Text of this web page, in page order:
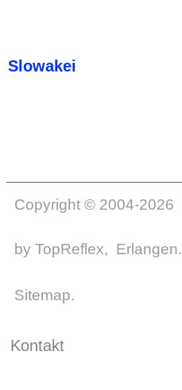
Slowakei
Copyright © 2004-2026
by TopReflex, Erlangen.
Sitemap.
Kontakt